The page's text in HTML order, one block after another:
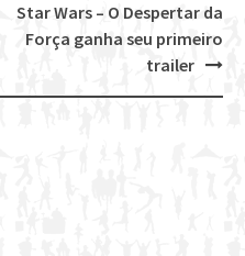
Star Wars – O Despertar da
Força ganha seu primeiro
trailer